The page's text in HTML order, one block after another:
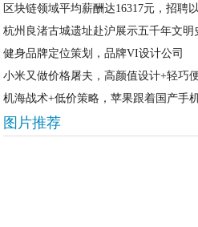
区块链领域平均薪酬达16317元，招聘
杭州良渚古城遗址赴沪展示五千年文明
健身品牌定位策划，品牌VI设计公司
小米又做价格屠夫，高颜值设计+轻巧
机海战术+低价策略，苹果跟着国产手
图片推荐